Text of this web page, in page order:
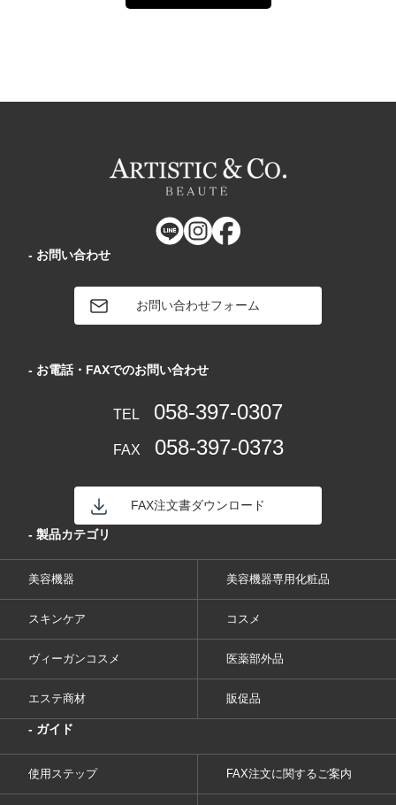
- 製品カテゴリ
美容機器 美容機器専用化粧品
スキンケア コスメ
ヴィーガンコスメ 医薬部外品
エステ商材 販促品
- ガイド
使用ステップ FAX注文に関するご案内
- お問い合わせ
お問い合わせフォーム
- お電話・FAXでのお問い合わせ
TEL 058-397-0307
FAX 058-397-0373
FAX注文書ダウンロード